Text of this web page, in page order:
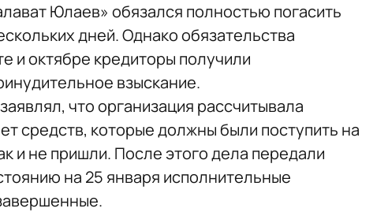
Юлаев» обязался полностью погасить
дней. Однако обязательства
и октябре кредиторы получили
взыскание.
что организация рассчитывала
средств, которые должны были поступить на
и не пришли. После этого дела передали
на 25 января исполнительные